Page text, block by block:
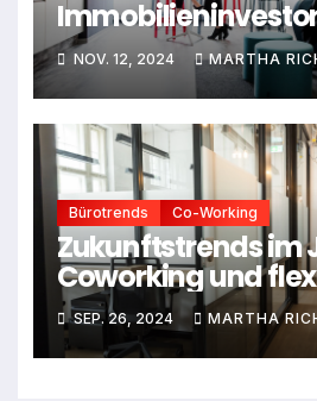
NOV. 12, 2024 MARTHA
Bürotrends Co-Working
Zukunftstrends im
Coworking und
Büroflächen
SEP. 26, 2024 MARTHA